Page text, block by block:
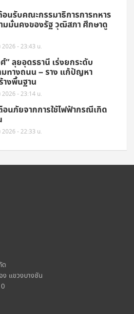
นรับคณะกรรมาธิการการทหาร
มมั่นคงของรัฐ วุฒิสภา ศึกษาดู
2026 - 23:43 น.
” ลุยอุดรธานี เร่งยกระดับ
ทางถนน – ราง แก้ปัญหา
างพื้นฐาน
2026 - 23:14 น.
อนภัยจากการใช้ไฟฟ้ากรณีเกิด
2026 - 22:33 น.
ด
แขวงบางชัน